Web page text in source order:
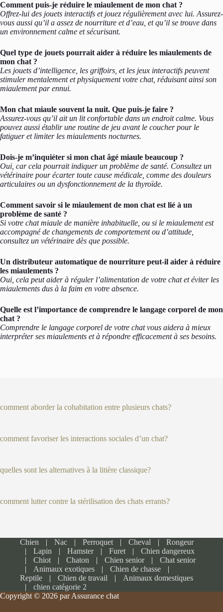
Comment puis-je réduire le miaulement de mon chat ?
Offrez-lui des jouets interactifs et jouez régulièrement avec lui. Assurez-
vous aussi qu’il a assez de nourriture et d’eau, et qu’il se trouve dans
un environnement calme et sécurisant.
Quel type de jouets pourrait aider à réduire les miaulements de
mon chat ?
Les jouets d’intelligence, les griffoirs, et les jeux interactifs peuvent
stimuler mentalement et physiquement votre chat, réduisant ainsi son
miaulement par ennui.
Mon chat miaule souvent la nuit. Que puis-je faire ?
Assurez-vous qu’il ait un lit confortable dans un endroit calme. Vous
pouvez aussi établir une routine de jeu avant le coucher pour le
fatiguer et limiter les miaulements nocturnes.
Dois-je m’inquiéter si mon chat âgé miaule beaucoup ?
Oui, car cela pourrait indiquer un problème de santé. Consultez un
vétérinaire pour écarter toute cause médicale, comme des douleurs
articulaires ou un dysfonctionnement de la thyroïde.
Comment savoir si le miaulement de mon chat est lié à un
problème de santé ?
Si votre chat miaule de manière inhabituelle, ou si le miaulement est
accompagné de changements de comportement ou d’attitude,
consultez un vétérinaire dès que possible.
Un distributeur automatique de nourriture peut-il aider à réduire
les miaulements ?
Oui, cela peut aider à réguler l’alimentation de votre chat et éviter les
miaulements dus à la faim en votre absence.
Quelle est l’importance de comprendre le langage corporel de mon
chat ?
Comprendre le langage corporel de votre chat vous aidera à mieux
interpréter ses miaulements et à répondre efficacement à ses besoins.
comment aborder la cohabitation entre plusieurs chats?
comment favoriser les interactions sociales d’un chat?
quelles sont les alternatives à la litière classique?
comment lutter contre la stérilisation des chats errants?
Chien Nac Perroquet Cheval
Rongeur
Lapin
Hamster Furet
Chien dangereux
Chiot
Chaton Chien senior
Chat senior
Animaux exotiques
Chien de chasse
Reptile
Chien de travail
Animaux domestiques
chien catégorie 2
Copyright © 2026 par Assurance chat